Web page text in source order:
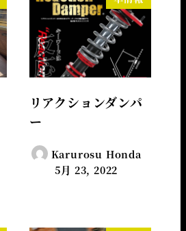
リアクションダンパ
ー
Karurosu Honda
5月 23, 2022